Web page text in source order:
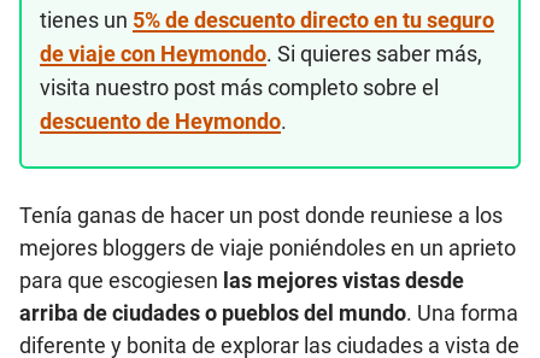
tienes un 5% de descuento directo en tu seguro
de viaje con Heymondo. Si quieres saber más,
visita nuestro post más completo sobre el
descuento de Heymondo.
Tenía ganas de hacer un post donde reuniese a los
mejores bloggers de viaje poniéndoles en un aprieto
para que escogiesen las mejores vistas desde
arriba de ciudades o pueblos del mundo. Una forma
diferente y bonita de explorar las ciudades a vista de